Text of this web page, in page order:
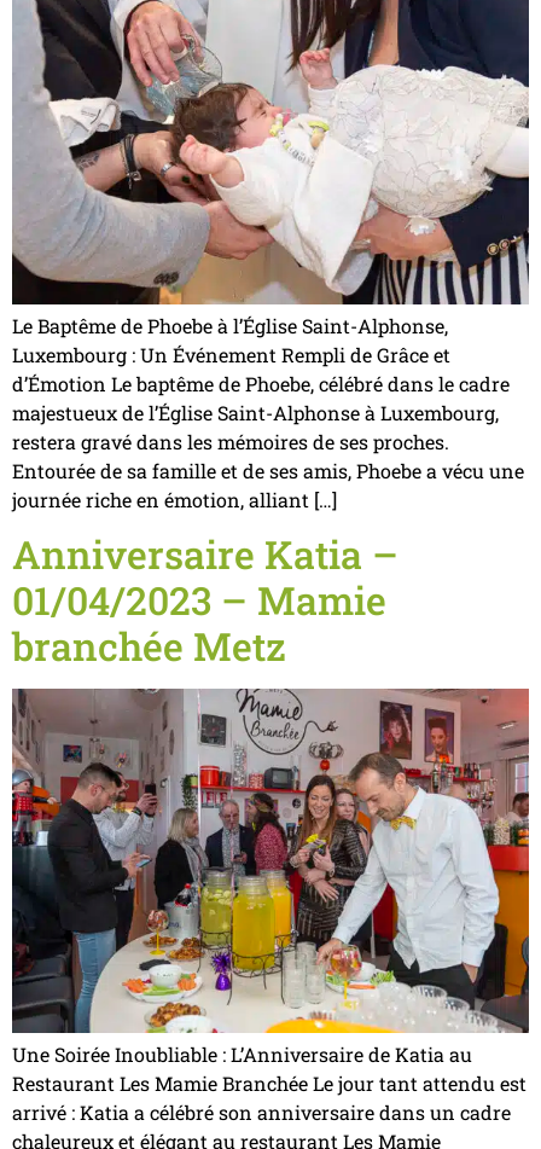
Le Baptême de Phoebe à l’Église Saint-Alphonse,
Luxembourg : Un Événement Rempli de Grâce et
d’Émotion Le baptême de Phoebe, célébré dans le cadre
majestueux de l’Église Saint-Alphonse à Luxembourg,
restera gravé dans les mémoires de ses proches.
Entourée de sa famille et de ses amis, Phoebe a vécu une
journée riche en émotion, alliant […]
Anniversaire Katia –
01/04/2023 – Mamie
branchée Metz
Une Soirée Inoubliable : L’Anniversaire de Katia au
Restaurant Les Mamie Branchée Le jour tant attendu est
arrivé : Katia a célébré son anniversaire dans un cadre
chaleureux et élégant au restaurant Les Mamie